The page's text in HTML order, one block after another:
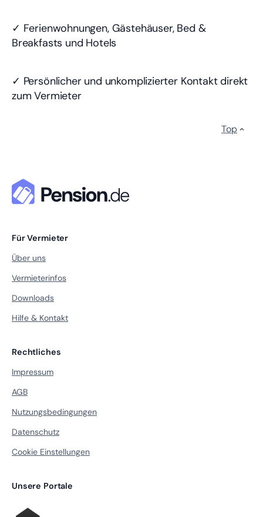
✓ Ferienwohnungen, Gästehäuser, Bed &
Breakfasts und Hotels
✓ Persönlicher und unkomplizierter Kontakt direkt
zum Vermieter
Top
Für Vermieter
Über uns
Vermieterinfos
Downloads
Hilfe & Kontakt
Rechtliches
Impressum
AGB
Nutzungsbedingungen
Datenschutz
Cookie Einstellungen
Unsere Portale